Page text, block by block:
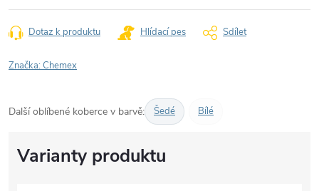
Dotaz k produktu Hlídací pes Sdílet
Značka:Chemex
Další oblíbené koberce v barvě: Šedé Bílé